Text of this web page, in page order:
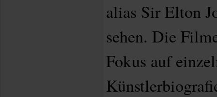
alias Sir Elton
sehen. Die
Fokus auf